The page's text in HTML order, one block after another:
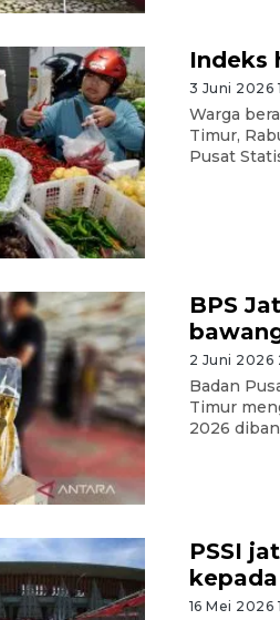
Indeks
3 Juni 2026
Warga
Timur,
Pusat
BPS
2 Juni 2026
Badan
Timur
2026
PSSI
16 Mei 2026